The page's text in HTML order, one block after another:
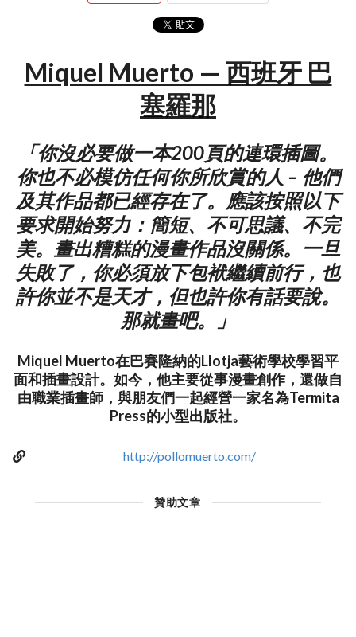
Miquel Muerto — 西班牙 巴
塞羅那
「你沒必要做一本200頁的連環插圖。
你也不必模仿任何你所欣賞的人 – 他們
及其作品都已經存在了。應該按照以下
要求開始努力：簡短、不可思議、不完
美。畫出糟糕的漫畫作品沒關係。一旦
失敗了，你必須放下包袱繼續前行，也
許你並不是天才，但也許你有話要說。
那就畫吧。」
Miquel Muerto在巴賽隆納的Llotja藝術學校學習平
面和插畫設計。如今，他主要從事漫畫創作，還做自
由職業插畫師，與朋友們一起經營一家名為Termita
Press的小型出版社。
http://pollomuerto.com/
贊助文章